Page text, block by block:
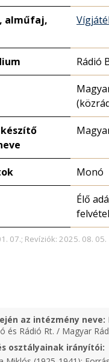
alműfaj,
Rádió
Monó
Élő
07.; Revíziók: 2025. 08. 05.
az intézmény neve:
és Rádió Rt. / Magyar
osztályainak irányítói: